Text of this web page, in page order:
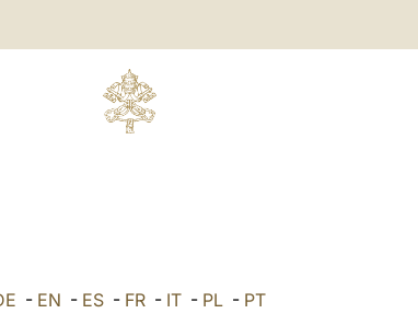
- EN - ES - FR - IT - PL - PT